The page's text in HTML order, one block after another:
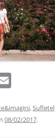
ai
l
,Sufleţel
08/02/2017.